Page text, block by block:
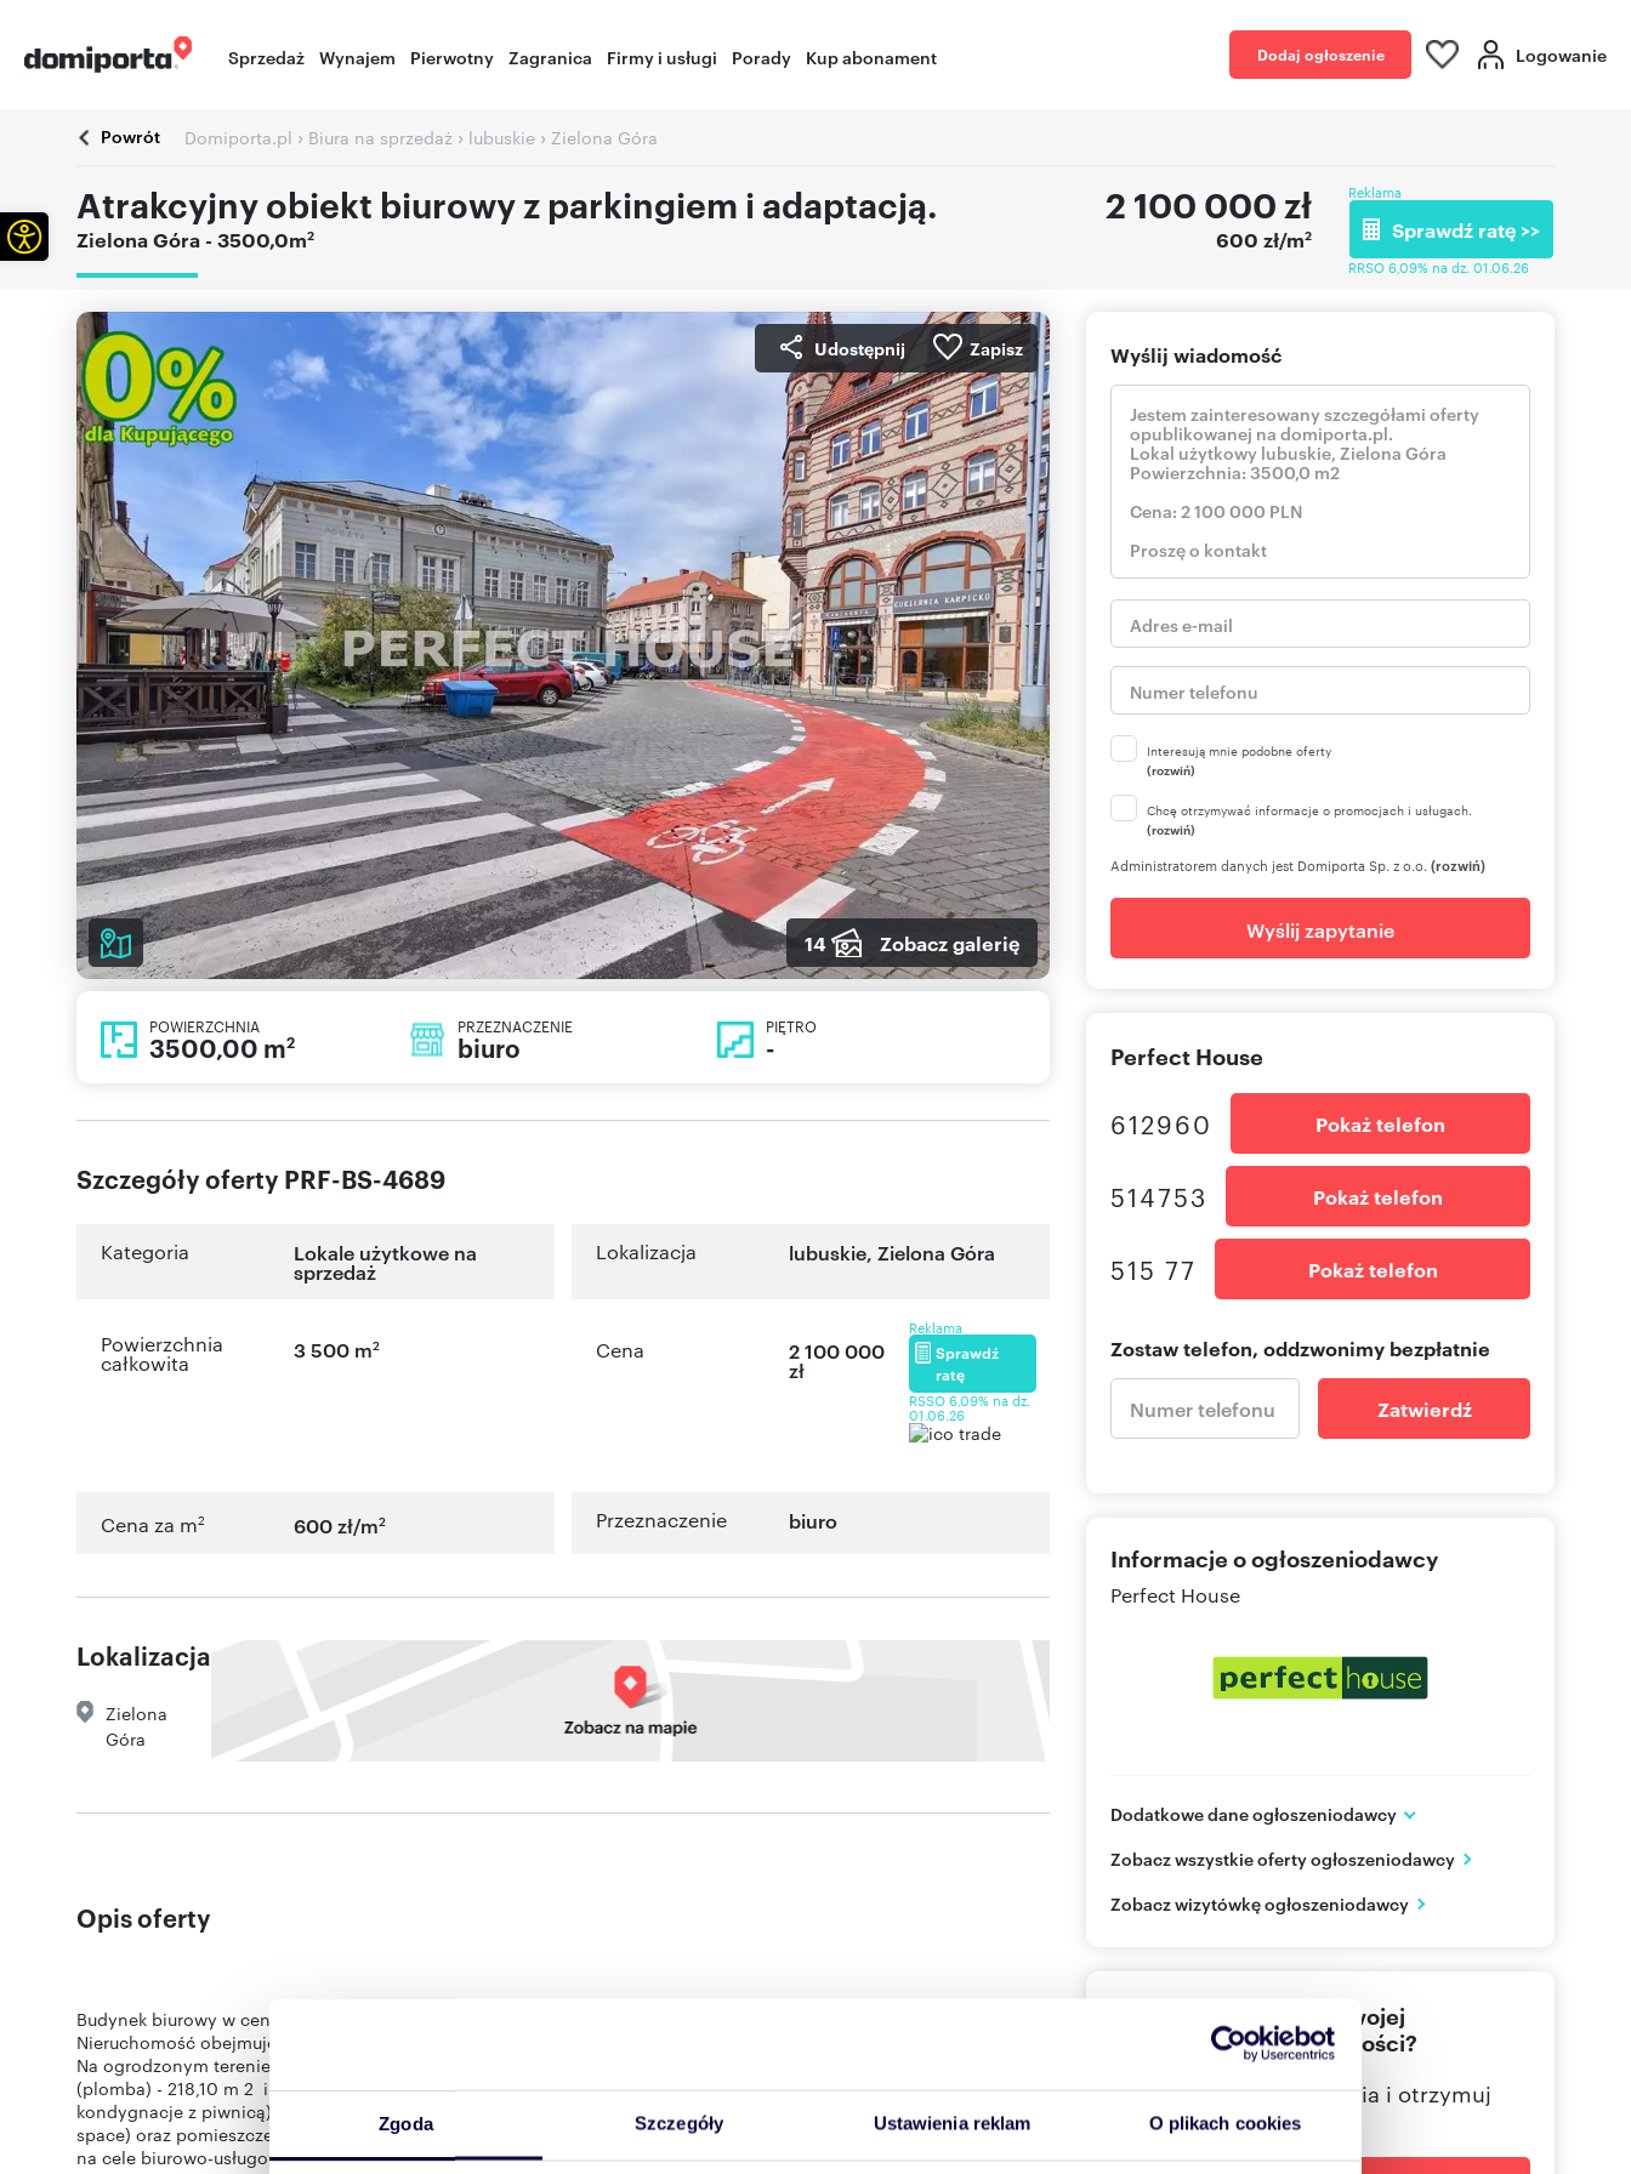
Zgoda Szczegóły Ustawienia reklam O plikach cookies
Sprzedaż Wynajem Pierwotny Zagranica Firmy i usługi Porady Kup abonament Dodaj ogłoszenie Logowanie
Powrót Domiporta.pl › Biura na sprzedaż › lubuskie › Zielona Góra
Atrakcyjny obiekt biurowy z parkingiem i adaptacją.
Zielona Góra - 3500,0m2
2 100 000 zł
600 zł/m2
Reklama
Sprawdź ratę >>
RRSO 6,09% na dz. 01.06.26
Udostępnij Zapisz
14 Zobacz galerię
POWIERZCHNIA
3500,00 m2
PRZEZNACZENIE
biuro
PIĘTRO
-
Szczegóły oferty PRF-BS-4689
Kategoria Lokale użytkowe na
sprzedaż
Lokalizacja lubuskie, Zielona Góra
Powierzchnia
całkowita
3 500 m2 Cena 2 100 000
zł
Reklama
Sprawdź
ratę
RSSO 6,09% na dz.
01.06.26
Cena za m2 600 zł/m2 Przeznaczenie biuro
Lokalizacja
Zielona
Góra
Opis oferty
Budynek biurowy w centrum Zielonej Góry, z wewnętrznym parkingiem.
Nieruchomość obejmuje działki o łącznej powierzchni 1 891 m 2
Na ogrodzonym terenie znajduje się budynek biurowy o powierzchni użytkowej 3233,77 m 2 oraz budynek techniczny
(plomba) - 218,10 m 2 i trafostacja - 47,80 m 2 . Obiekt biurowy o zróżnicowanych kondygnacjach (główna część 3
kondygnacje z piwnicą). Wewnątrz różnorodne powierzchnie biurowe (m.in. w układzie gabinetowym, typu open
space) oraz pomieszczenia socjalne, gospodarcze i techniczne. Obiekt do adaptacji według potrzeb i wykorzystania
na cele biurowo-usługowe. Nieruchomość posiada bardzo korzystną ekspozycję i dostęp do drogi publicznej od ul.
Wyślij wiadomość
Interesują mnie podobne oferty
(rozwiń)
Chcę otrzymywać informacje o promocjach i usługach.
(rozwiń)
Administratorem danych jest Domiporta Sp. z o.o. (rozwiń)
Wyślij zapytanie
Perfect House
612960 Pokaż telefon
514753 Pokaż telefon
515 77 Pokaż telefon
Zostaw telefon, oddzwonimy bezpłatnie
Zatwierdź
Informacje o ogłoszeniodawcy
Perfect House
Dodatkowe dane ogłoszeniodawcy
Poznań
PL
Pokaż telefon
Zobacz wszystkie oferty ogłoszeniodawcy
Zobacz wizytówkę ogłoszeniodawcy
Nie znalazłeś jeszcze swojej
wymarzonej nieruchomości?
Określ swoje oczekiwania i otrzymuj
dopasowane oferty
Otwórz pasek narzędzi